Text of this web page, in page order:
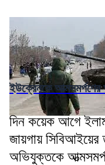
ইউক্রেনকে আত্মসমর্পণের
দিন কয়েক আগে
জায়গায়
অভিযুক্তকে